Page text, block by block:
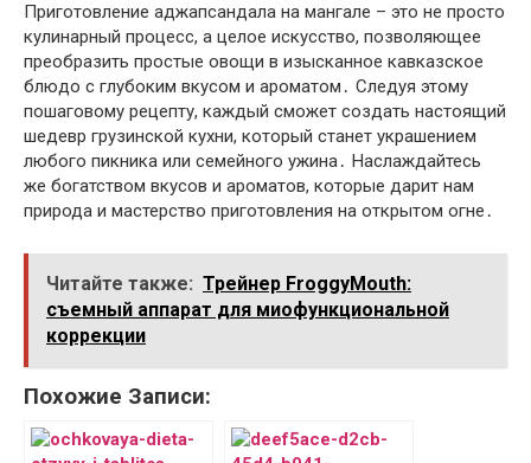
Приготовление аджапсандала на мангале – это не просто
кулинарный процесс, а целое искусство, позволяющее
преобразить простые овощи в изысканное кавказское
блюдо с глубоким вкусом и ароматом․ Следуя этому
пошаговому рецепту, каждый сможет создать настоящий
шедевр грузинской кухни, который станет украшением
любого пикника или семейного ужина․ Наслаждайтесь
же богатством вкусов и ароматов, которые дарит нам
природа и мастерство приготовления на открытом огне․
Читайте также: Трейнер FroggyMouth:
съемный аппарат для миофункциональной
коррекции
Похожие Записи: